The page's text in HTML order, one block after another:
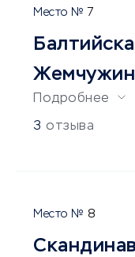
7
Подробнее
3 отзыва
8